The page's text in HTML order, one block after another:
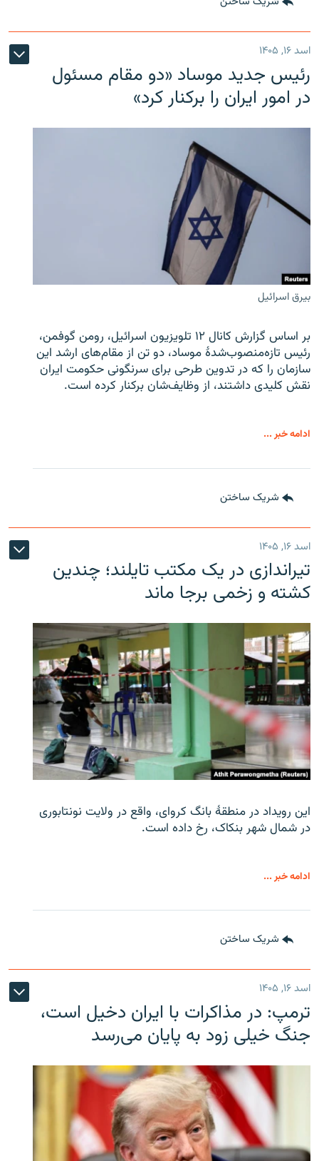
اسد ۱۶, ۱۴۰۵
رئیس جدید موساد «دو مقام مسئول
در امور ایران را برکنار کرد»
بیرق اسرائیل
بر اساس گزارش کانال ۱۲ تلویزیون اسرائیل، رومن گوفمن،
رئیس تازه‌منصوب‌شدۀ موساد، دو تن از مقام‌های ارشد این
سازمان را که در تدوین طرحی برای سرنگونی حکومت ایران
نقش کلیدی داشتند، از وظایف‌شان برکنار کرده است.
ادامه خبر ...
شریک ساختن
اسد ۱۶, ۱۴۰۵
تیراندازی در یک مکتب تایلند؛ چندین
کشته و زخمی برجا ماند
این رویداد در منطقۀ بانگ کروای، واقع در ولایت نونتابوری
در شمال شهر بنکاک، رخ داده است.
ادامه خبر ...
شریک ساختن
اسد ۱۶, ۱۴۰۵
ترمپ: در مذاکرات با ایران دخیل است،
جنگ خیلی زود به پایان می‌رسد